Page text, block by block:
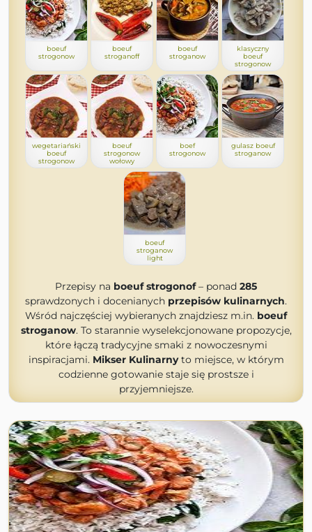
boeuf
strogonow
boeuf
stroganoff
boeuf
stroganow
klasyczny
boeuf
strogonow
wegetariański
boeuf
strogonow
boeuf
strogonow
wołowy
boef
strogonow
gulasz boeuf
stroganow
boeuf
stroganow
light
Przepisy na boeuf strogonof– ponad 285
sprawdzonych i docenianych przepisów kulinarnych.
Wśród najczęściej wybieranych znajdziesz m.in. boeuf
stroganow. To starannie wyselekcjonowane propozycje,
które łączą tradycyjne smaki z nowoczesnymi
inspiracjami. Mikser Kulinarnyto miejsce, w którym
codzienne gotowanie staje się prostsze i
przyjemniejsze.